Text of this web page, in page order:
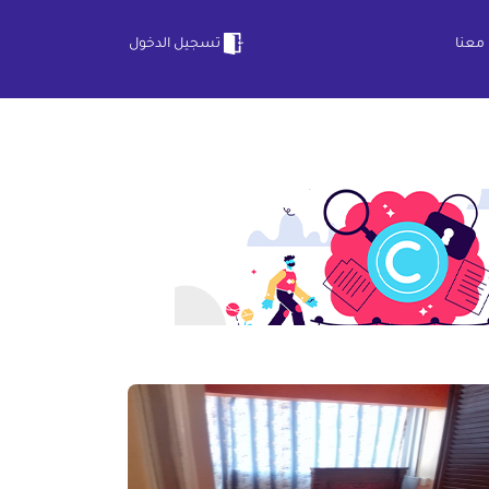
تسجيل الدخول